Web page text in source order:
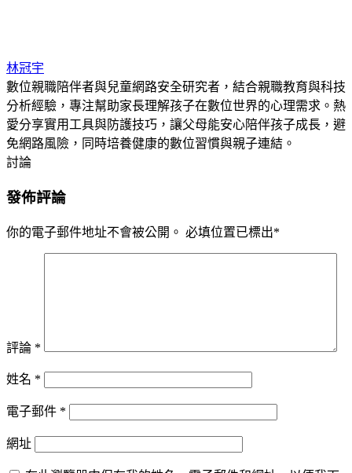
林冠宇
數位親職陪伴者與兒童網路安全研究者，結合親職教育與科技
分析經驗，專注幫助家長理解孩子在數位世界的心理需求。熱
愛分享實用工具與防護技巧，讓父母能安心陪伴孩子成長，避
免網路風險，同時培養健康的數位習慣與親子連結。
討論
發佈評論
你的電子郵件地址不會被公開。 必填位置已標出*
評論 *
姓名 *
電子郵件 *
網址